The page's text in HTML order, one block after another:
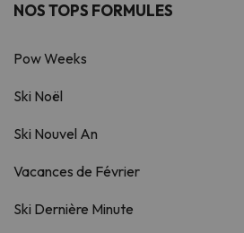
NOS TOPS FORMULES
Pow Weeks
Ski Noël
Ski Nouvel An
Vacances de Février
Ski Dernière Minute